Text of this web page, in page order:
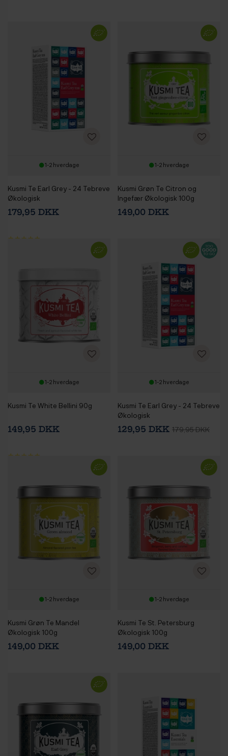
1-2 hverdage
Kusmi Te Earl Grey - 24 Tebreve
Økologisk
179,95 DKK
1-2 hverdage
Kusmi Grøn Te Citron og
Ingefær Økologisk 100g
149,00 DKK
1-2 hverdage
Kusmi Te White Bellini 90g
149,95 DKK
1-2 hverdage
Kusmi Te Earl Grey - 24 Tebreve
Økologisk
129,95 DKK 179,95 DKK
1-2 hverdage
Kusmi Grøn Te Mandel
Økologisk 100g
149,00 DKK
1-2 hverdage
Kusmi Te St. Petersburg
Økologisk 100g
149,00 DKK